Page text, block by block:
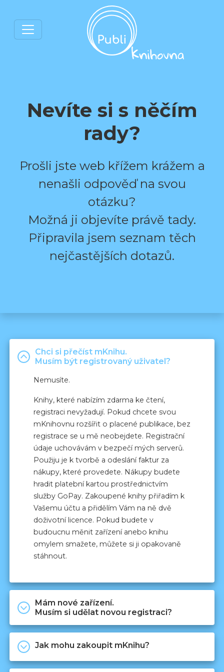
Nevíte si s něčím
rady?
Prošli jste web křížem krážem a
nenašli odpověď na svou
otázku?
Možná ji objevíte právě tady.
Připravila jsem seznam těch
nejčastějších dotazů.
Chci si přečíst mKnihu.
Musím být registrovaný uživatel?
Nemusíte.
Knihy, které nabízím zdarma ke čtení,
registraci nevyžadují. Pokud chcete svou
mKnihovnu rozšířit o placené publikace, bez
registrace se u mě neobejdete. Registrační
údaje uchovávám v bezpečí mých serverů.
Použiju je k tvorbě a odeslání faktur za
nákupy, které provedete. Nákupy budete
hradit platební kartou prostřednictvím
služby GoPay. Zakoupené knihy přiřadím k
Vašemu účtu a přidělím Vám na ně dvě
doživotní licence. Pokud budete v
budoucnu měnit zařízení anebo knihu
omylem smažete, můžete si ji opakovaně
stáhnout.
Mám nové zařízení.
Musím si udělat novou registraci?
Nová registrace není potřeba.
Protože chráním všechny mKnihy
speciálním klíčem proti překopírování, je
Jak mohu zakoupit mKnihu?
Úplně jednoduše v mojíKNIHOVNĚ